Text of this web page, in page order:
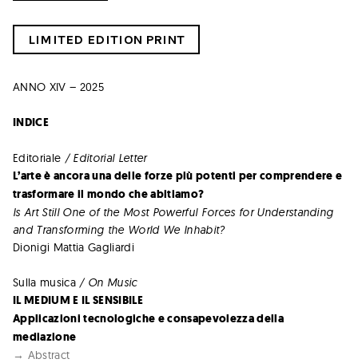
LIMITED EDITION PRINT
ANNO XIV – 2025
INDICE
Editoriale / Editorial Letter
L’arte è ancora una delle forze più potenti per comprendere e
trasformare il mondo che abitiamo?
Is Art Still One of the Most Powerful Forces for Understanding
and Transforming the World We Inhabit?
Dionigi Mattia Gagliardi
Sulla musica/ On Music
IL MEDIUM E IL SENSIBILE
Applicazioni tecnologiche e consapevolezza della
mediazione
→ Abstract